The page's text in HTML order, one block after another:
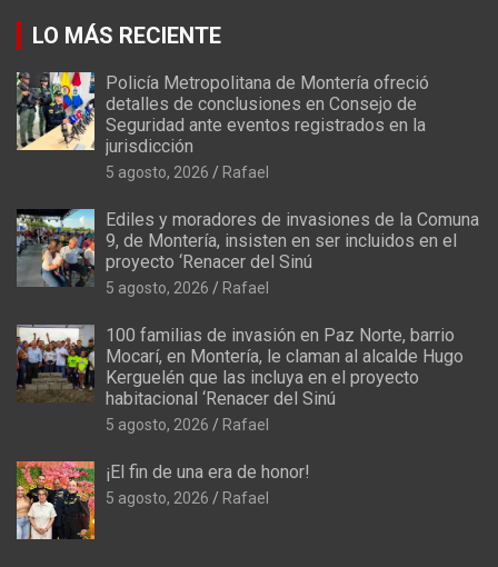
LO MÁS RECIENTE
Policía Metropolitana de Montería ofreció
detalles de conclusiones en Consejo de
Seguridad ante eventos registrados en la
jurisdicción
5 agosto, 2026 Rafael
Ediles y moradores de invasiones de la Comuna
9, de Montería, insisten en ser incluidos en el
proyecto ‘Renacer del Sinú
5 agosto, 2026 Rafael
100 familias de invasión en Paz Norte, barrio
Mocarí, en Montería, le claman al alcalde Hugo
Kerguelén que las incluya en el proyecto
habitacional ‘Renacer del Sinú
5 agosto, 2026 Rafael
¡El fin de una era de honor!
5 agosto, 2026 Rafael